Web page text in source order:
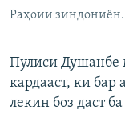
Раҳоии зиндониён.
Пулиси Душанбе
кардааст, ки бар
лекин боз даст